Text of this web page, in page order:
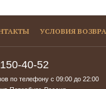
УСЛОВИЯ
40-52
по телефону с 09:00до 22:00